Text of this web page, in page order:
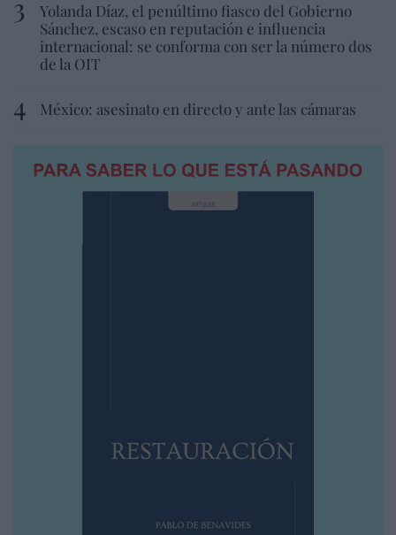
Yolanda Díaz, el penúltimo fiasco del Gobierno
Sánchez, escaso en reputación e influencia
internacional: se conforma con ser la número dos
de la OIT
México: asesinato en directo y ante las cámaras